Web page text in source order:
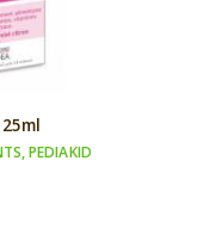
,PEDIAKID